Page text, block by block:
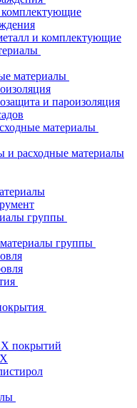
и комплектующие
материалы
и пароизоляция
материалы
и расходные материалы
группы
группы
покрытий